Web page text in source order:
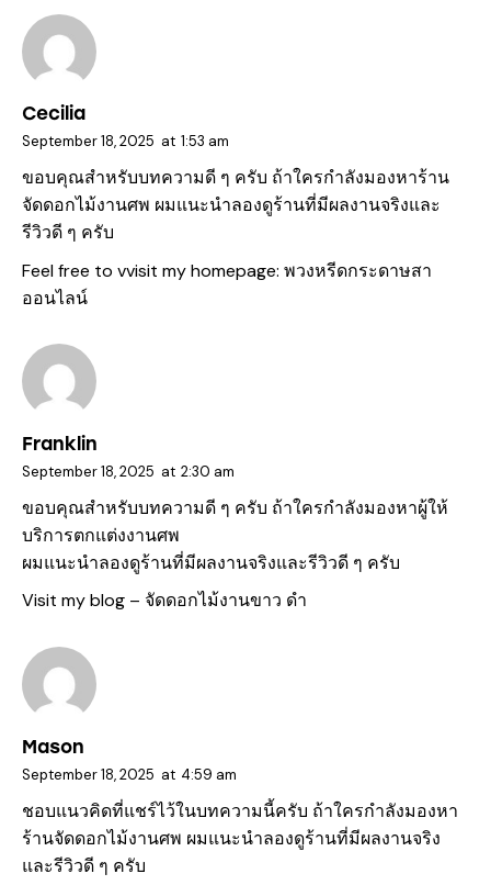
Cecilia
September 18, 2025 at 1:53 am
ขอบคุณสำหรับบทความดี ๆ ครับ ถ้าใครกำลังมองหาร้าน
จัดดอกไม้งานศพ ผมแนะนำลองดูร้านที่มีผลงานจริงและ
รีวิวดี ๆ ครับ
Feel free to vvisit my homepage: พวงหรีดกระดาษสา
ออนไลน์
Franklin
September 18, 2025 at 2:30 am
ขอบคุณสำหรับบทความดี ๆ ครับ ถ้าใครกำลังมองหาผู้ให้
บริการตกแต่งงานศพ
ผมแนะนำลองดูร้านที่มีผลงานจริงและรีวิวดี ๆ ครับ
Visit my blog – จัดดอกไม้งานขาว ดํา
Mason
September 18, 2025 at 4:59 am
ชอบแนวคิดที่แชร์ไว้ในบทความนี้ครับ ถ้าใครกำลังมองหา
ร้านจัดดอกไม้งานศพ ผมแนะนำลองดูร้านที่มีผลงานจริง
และรีวิวดี ๆ ครับ